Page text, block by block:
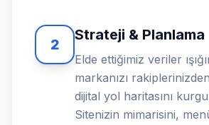
2
Strateji & Planlama
Elde ettiğimiz veriler
markanızı
dijital yol haritasını
Sitenizin mimarisini,